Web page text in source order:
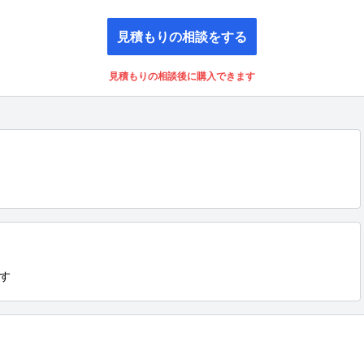
見積もりの相談をする
見積もりの相談後に購入できます